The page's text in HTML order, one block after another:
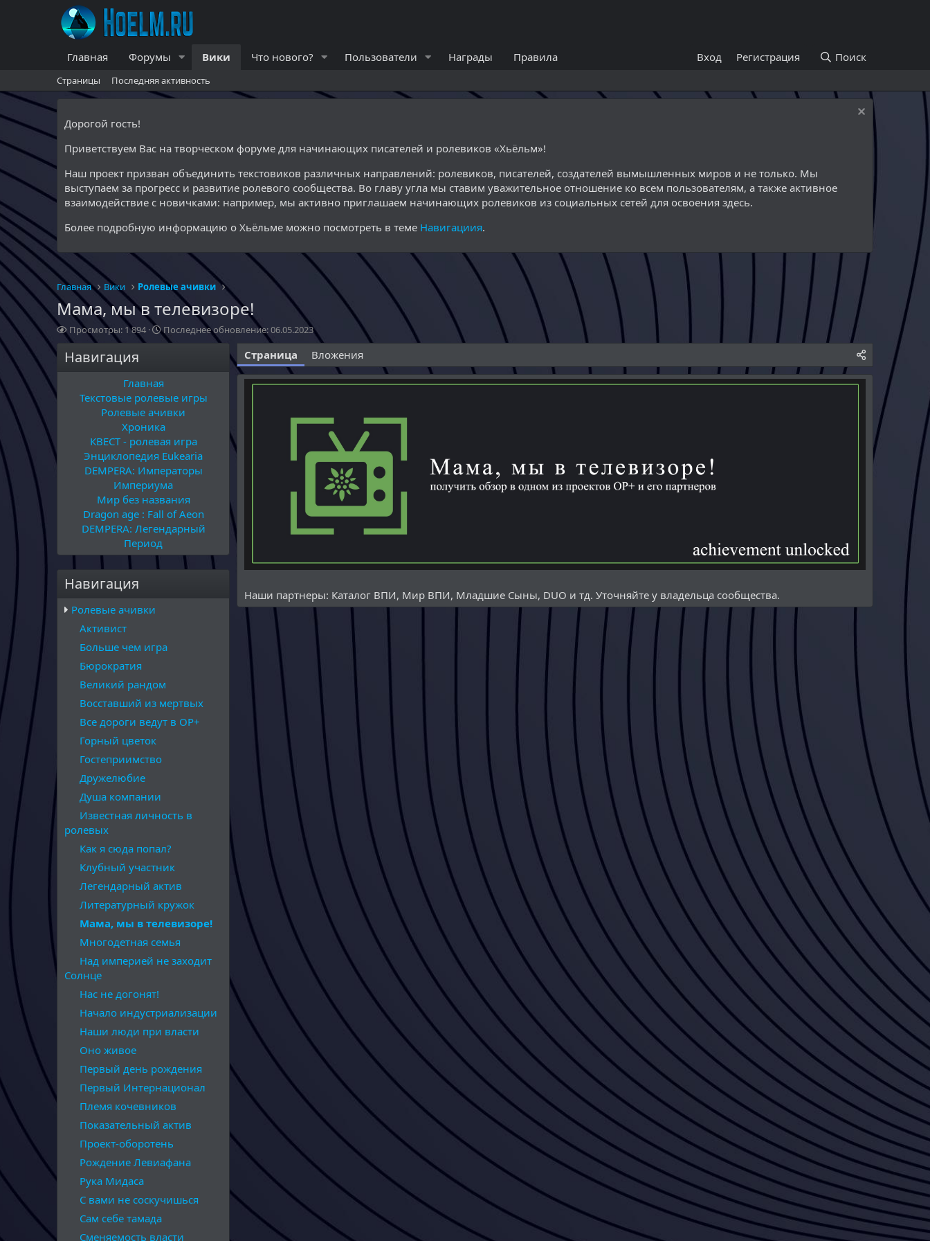
Главная Форумы Вики Что нового? Пользователи Награды Правила Вход Регистрация Поиск
Страницы Последняя активность
Дорогой гость!
Приветствуем Вас на творческом форуме для начинающих писателей и ролевиков «Хьёльм»!
Наш проект призван объединить текстовиков различных направлений: ролевиков, писателей, создателей вымышленных миров и не только. Мы
выступаем за прогресс и развитие ролевого сообщества. Во главу угла мы ставим уважительное отношение ко всем пользователям, а также активное
взаимодействие с новичками: например, мы активно приглашаем начинающих ролевиков из социальных сетей для освоения здесь.
Более подробную информацию о Хьёльме можно посмотреть в теме Навигациия.
Главная Вики Ролевые ачивки
Мама, мы в телевизоре!
П
р
о
с
Просмотры: 1 894
П
о
е
д
н
е
е
о
б
н
о
в
л
е
н
е
Последнее обновление:06.05.2023
Навигация
Главная
Текстовые ролевые игры
Ролевые ачивки
Хроника
КВЕСТ - ролевая игра
Энциклопедия Eukearia
DEMPERA: Императоры
Империума
Мир без названия
Dragon age : Fall of Aeon
DEMPERA: Легендарный
Период
Навигация
Ролевые ачивки
Активист
Больше чем игра
Бюрократия
Великий рандом
Восставший из мертвых
Все дороги ведут в ОР+
Горный цветок
Гостеприимство
Дружелюбие
Душа компании
Известная личность в
ролевых
Как я сюда попал?
Клубный участник
Легендарный актив
Литературный кружок
Мама, мы в телевизоре!
Многодетная семья
Над империей не заходит
Солнце
Нас не догонят!
Начало индустриализации
Наши люди при власти
Оно живое
Первый день рождения
Первый Интернационал
Племя кочевников
Показательный актив
Проект-оборотень
Рождение Левиафана
Рука Мидаса
С вами не соскучишься
Сам себе тамада
Сменяемость власти
Страница Вложения
Наши партнеры: Каталог ВПИ, Мир ВПИ, Младшие Сыны, DUO и тд. Уточняйте у владельца сообщества.